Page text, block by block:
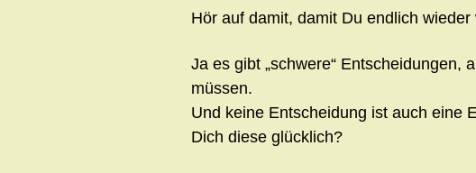
Hör auf damit, damit Du endlich
Ja es gibt „schwere“ Entscheidungen,
müssen.
Und keine Entscheidung ist auch eine
Dich diese glücklich?